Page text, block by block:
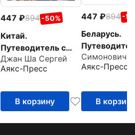
447 894 -50%
Китай.
Путеводитель с
маршрутами +
карта
Джан Ша Сергей
Аякс-Пресс
В корзину
447 894 -
Беларусь.
маршрутами
Аякс-Пресс
В корзину